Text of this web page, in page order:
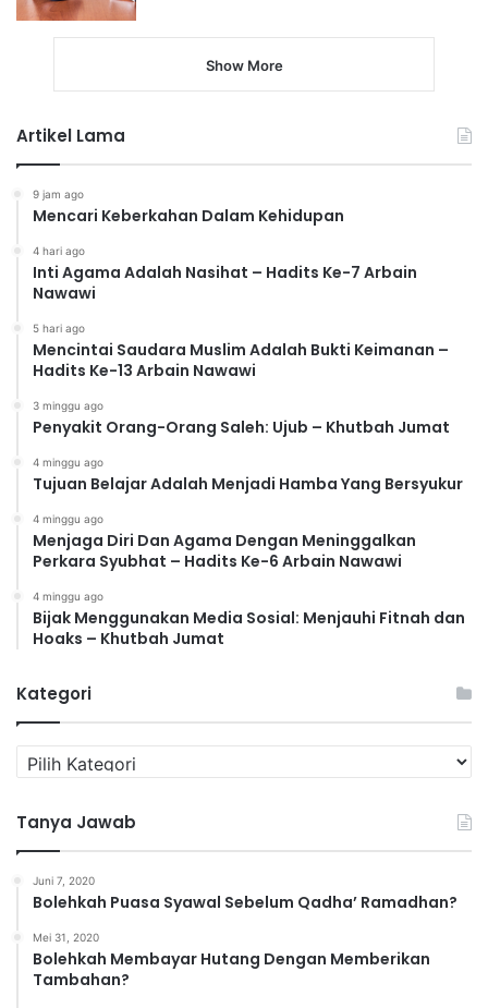
Show More
Artikel Lama
9 jam ago
Mencari Keberkahan Dalam Kehidupan
4 hari ago
Inti Agama Adalah Nasihat – Hadits Ke-7 Arbain
Nawawi
5 hari ago
Mencintai Saudara Muslim Adalah Bukti Keimanan –
Hadits Ke-13 Arbain Nawawi
3 minggu ago
Penyakit Orang-Orang Saleh: Ujub – Khutbah Jumat
4 minggu ago
Tujuan Belajar Adalah Menjadi Hamba Yang Bersyukur
4 minggu ago
Menjaga Diri Dan Agama Dengan Meninggalkan
Perkara Syubhat – Hadits Ke-6 Arbain Nawawi
4 minggu ago
Bijak Menggunakan Media Sosial: Menjauhi Fitnah dan
Hoaks – Khutbah Jumat
Kategori
a
e
g
Tanya Jawab
Juni 7, 2020
Bolehkah Puasa Syawal Sebelum Qadha’ Ramadhan?
Mei 31, 2020
Bolehkah Membayar Hutang Dengan Memberikan
Tambahan?